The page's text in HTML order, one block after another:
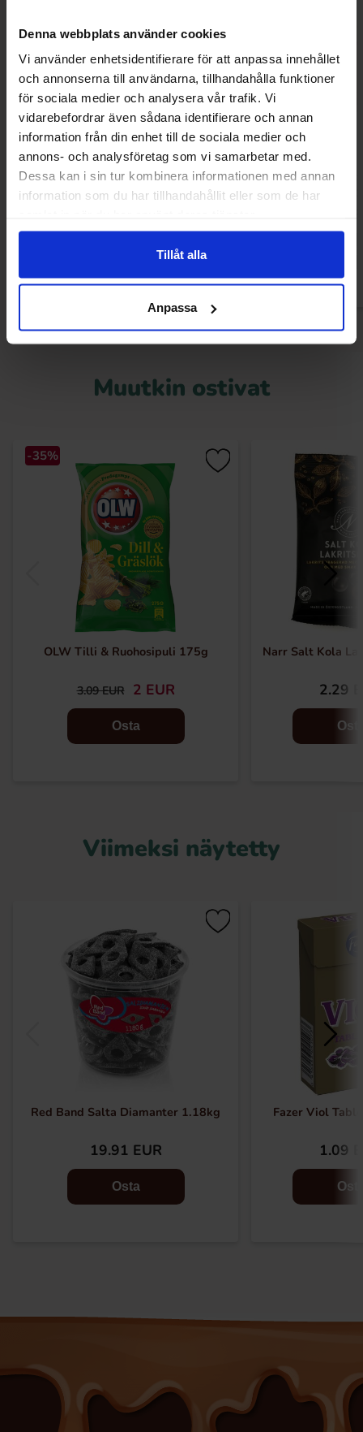
Denna webbplats använder cookies
Vi använder enhetsidentifierare för att anpassa innehållet
och annonserna till användarna, tillhandahålla funktioner
för sociala medier och analysera vår trafik. Vi
vidarebefordrar även sådana identifierare och annan
information från din enhet till de sociala medier och
annons- och analysföretag som vi samarbetar med.
Dessa kan i sin tur kombinera informationen med annan
information som du har tillhandahållit eller som de har
Tillåt alla
Anpassa
Nutella Biscuit 193g
I Mei French
Flavor
Muutkin ostivat
-35%
OLW Tilli & Ruohosipuli 175g
3.09 EUR 2 EUR
Osta
Narr Salt Kola
2.29
Viimeksi näytetty
Red Band Salta Diamanter 1.18kg
19.91 EUR
Osta
Fazer Viol
1.09